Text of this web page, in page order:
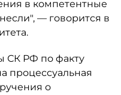
в компетентные
— говорится в
СК РФ по факту
процессуальная
о